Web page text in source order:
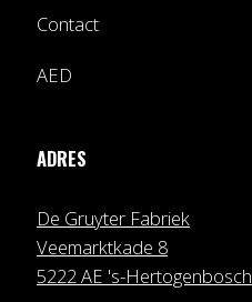
Contact
AED
ADRES
De Gruyter Fabriek
Veemarktkade 8
5222 AE 's-Hertogenbosch